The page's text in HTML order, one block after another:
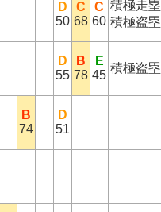
D
50
C
68
C
60
積極走塁
積極盗塁
D
55
B
78
E
45
積極盗塁
B
74
D
51